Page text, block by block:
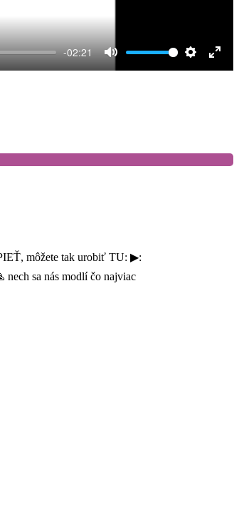
-02:21
Mute Settings
môžete tak urobiť TU: ▶:
sa nás modlí čo najviac